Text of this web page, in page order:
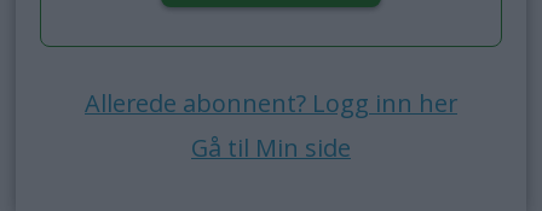
Allerede abonnent? Logg inn her
Gå til Min side